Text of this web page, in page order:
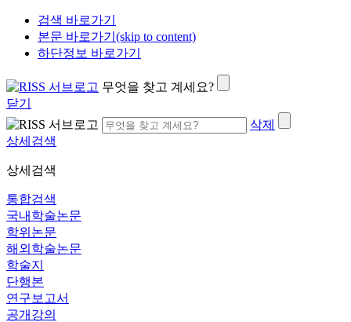
검색 바로가기
본문 바로가기(skip to content)
하단정보 바로가기
무엇을 찾고 계세요?
닫기
삭제
상세검색
상세검색
통합검색
국내학술논문
학위논문
해외학술논문
학술지
단행본
연구보고서
공개강의